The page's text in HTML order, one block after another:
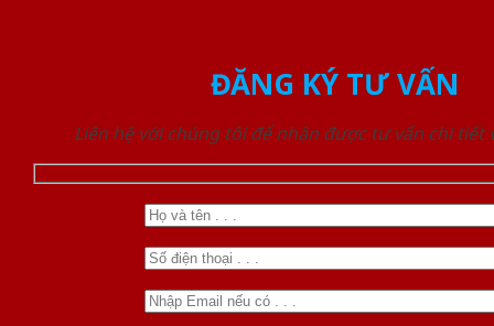
ĐĂNG KÝ TƯ VẤN
Liên hệ với chúng tôi để nhận được tư vấn chi tiết